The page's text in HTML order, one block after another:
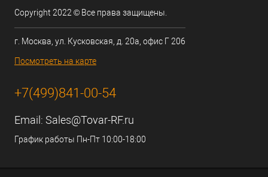
Copyright 2022 © Все права защищены.
г. Москва, ул. Кусковская, д. 20а, офис Г 206
Посмотреть на карте
+7(499)841-00-54
Email: Sales@Tovar-RF.ru
График работы Пн-Пт 10:00-18:00